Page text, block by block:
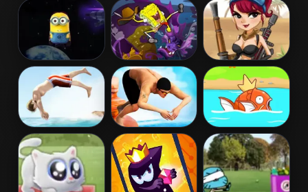
Jumper Pou Yoda’s Jedi
Training
Sofia Crazy
Theme
Hospital
Jumper Minion Spongebob
Rider
Mummy Hunter
Flip Diving Cliff Diving Pokemon
Magikarp Jump
Online